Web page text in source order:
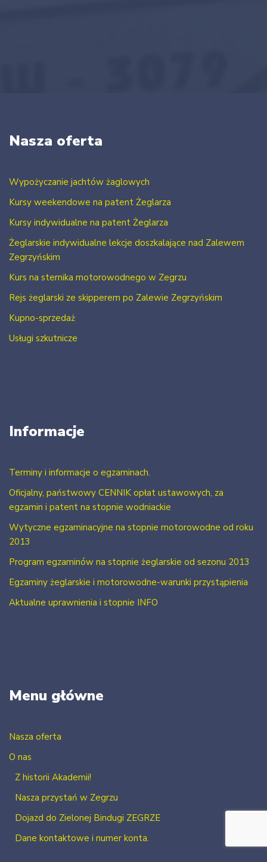
Nasza oferta
Wypożyczanie jachtów żaglowych
Kursy weekendowe na patent Żeglarza
Kursy indywidualne na patent Żeglarza
Żeglarskie indywidualne lekcje doszkalające nad Zalewem
Zegrzyńskim
Kurs na sternika motorowodnego w Zegrzu
Rejs żeglarski ze skipperem po Zalewie Zegrzyńskim
Kupno-sprzedaż
Usługi szkutnicze
Informacje
Terminy i informacje o egzaminach.
Oficjalny, państwowy CENNIK opłat ustawowych, za
egzamin i patent na stopnie wodniackie
Wytyczne egzaminacyjne na stopnie motorowodne od roku
2013
Program egzaminów na stopnie żeglarskie od sezonu 2013
Egzaminy żeglarskie i motorowodne-warunki przystąpienia
Aktualne uprawnienia i stopnie INFO
Menu główne
Nasza oferta
O nas
Z historii Akademii!
Nasza przystań w Zegrzu
Dojazd do Zielonej Bindugi ZEGRZE
Dane kontaktowe i numer konta.